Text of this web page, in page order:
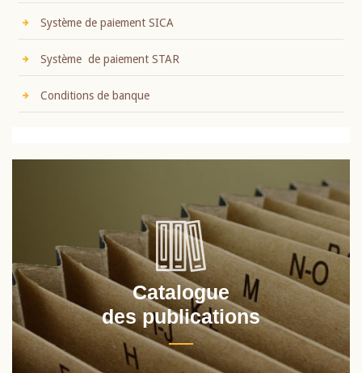
Système de paiement SICA
Système de paiement STAR
Conditions de banque
Catalogue
des publications